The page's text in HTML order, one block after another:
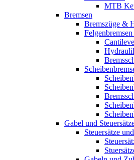
MTB
Bremsen
Bremszüge &
Gabel und
Steuersätze